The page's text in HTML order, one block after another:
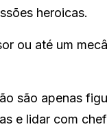
heroicas.
ou até um
são apenas
e lidar com